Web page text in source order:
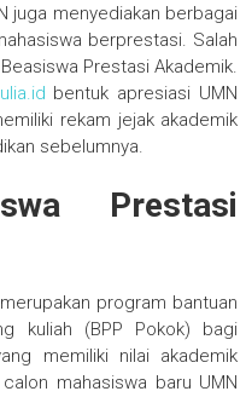
juga menyediakan berbagai
berprestasi. Salah
Prestasi Akademik.
bentuk apresiasi UMN
rekam jejak akademik
sebelumnya.
Prestasi
program bantuan
kuliah (BPP Pokok) bagi
memiliki nilai akademik
mahasiswa baru UMN